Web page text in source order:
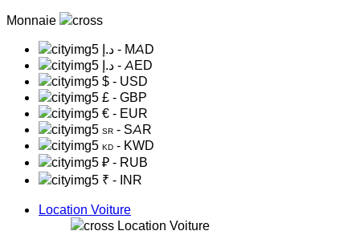
Monnaie
د.إ - MAD
د.إ - AED
$ - USD
£ - GBP
€ - EUR
SR - SAR
KD - KWD
₽ - RUB
₹ - INR
Location Voiture
Location Voiture